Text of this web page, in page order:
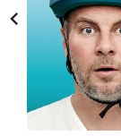
chevron_left